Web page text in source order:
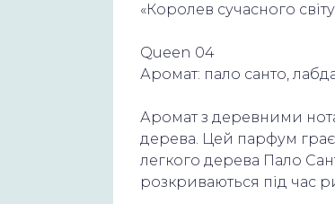
«Королев сучасного
Queen 04
Аромат: пало санто,
Аромат з деревними
дерева. Цей парфум грає
легкого дерева Пало
розкриваються під час